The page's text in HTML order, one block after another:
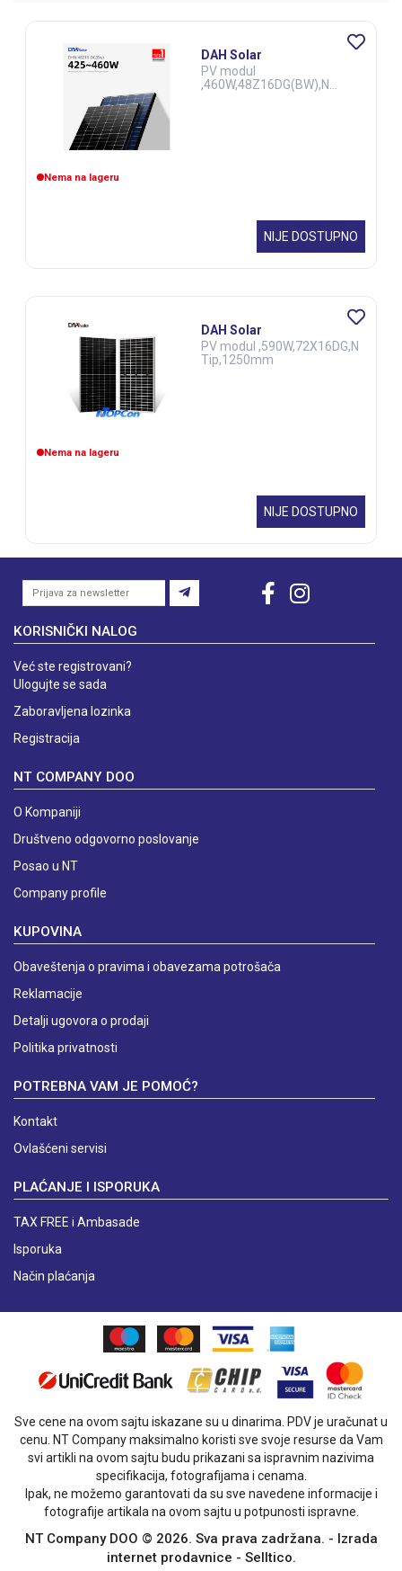
Nema na lageru
DAH Solar
PV modul
,460W,48Z16DG(BW),N
NIJE DOSTUPNO
Nema na lageru
DAH Solar
PV modul ,590W,72X16DG,N
Tip,1250mm
NIJE DOSTUPNO
KORISNIČKI NALOG
Već ste registrovani?
Ulogujte se sada
Zaboravljena lozinka
Registracija
NT COMPANY DOO
O Kompaniji
Društveno odgovorno poslovanje
Posao u NT
Company profile
KUPOVINA
Obaveštenja o pravima i obavezama potrošača
Reklamacije
Detalji ugovora o prodaji
Politika privatnosti
POTREBNA VAM JE POMOĆ?
Kontakt
Ovlašćeni servisi
PLAĆANJE I ISPORUKA
TAX FREE i Ambasade
Isporuka
Način plaćanja
Sve cene na ovom sajtu iskazane su u dinarima. PDV je uračunat u
cenu. NT Company maksimalno koristi sve svoje resurse da Vam
svi artikli na ovom sajtu budu prikazani sa ispravnim nazivima
specifikacija, fotografijama i cenama.
Ipak, ne možemo garantovati da su sve navedene informacije i
fotografije artikala na ovom sajtu u potpunosti ispravne.
NT Company DOO © 2026. Sva prava zadržana. - Izrada
internet prodavnice - Selltico.